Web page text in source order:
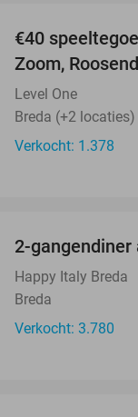
€40
Zoom,
Level One
Breda (+2 locaties)
Verkocht: 1.378
2-
Happy Italy Breda
Breda
Verkocht: 3.780